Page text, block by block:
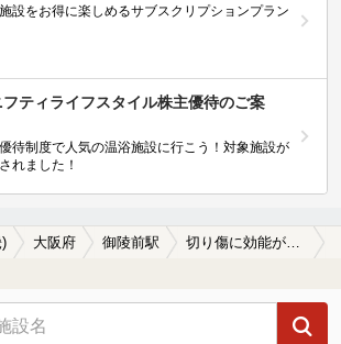
設をお得に楽しめるサブスクリプションプラン
フティライフスタイル株主優待のご案
待制度で人気の温浴施設に行こう！対象施設が
れました！
大阪府 御陵前駅 切り傷に効能がある御陵前駅近くの温泉、日帰り温泉、スーパー銭湯おすすめ